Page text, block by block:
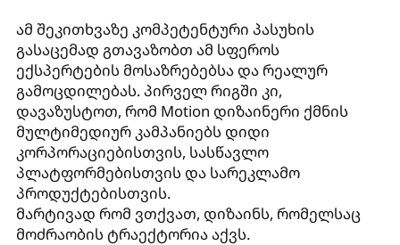
ამ შეკითხვაზე კომპეტენტური პასუხის
გასაცემად გთავაზობთ ამ სფეროს
ექსპერტების მოსაზრებებსა და რეალურ
გამოცდილებას. პირველ რიგში კი,
დავაზუსტოთ, რომ Motion დიზაინერი ქმნის
მულტიმედიურ კამპანიებს დიდი
კორპორაციებისთვის, სასწავლო
პლატფორმებისთვის და სარეკლამო
პროდუქტებისთვის.
მარტივად რომ ვთქვათ, დიზაინს, რომელსაც
მოძრაობის ტრაექტორია აქვს.